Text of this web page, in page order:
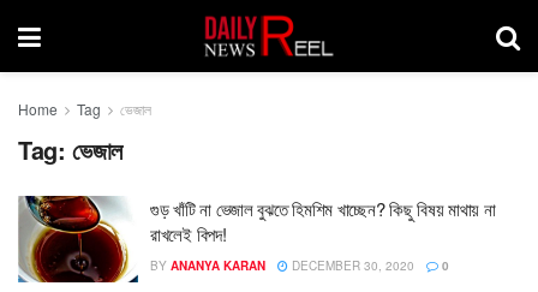
Home Tag ভেজাল
Tag: ভেজাল
গুড় খাঁটি না ভেজাল বুঝতে হিমশিম খাচ্ছেন? কিছু বিষয় মাথায় না
রাখলেই বিপদ!
BY ANANYA KARAN DECEMBER 30, 2020 0